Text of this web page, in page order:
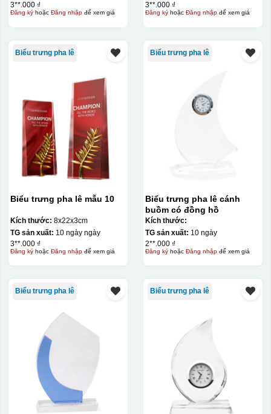
3**.000 ₫
Đăng kýhoặc Đăng nhậpđể xem giá
3**.000 ₫
Đăng kýhoặc Đăng nhậpđể xem giá
Biểu trưng pha lê
Biểu trưng pha lê mẫu 10
Kích thước: 8x22x3cm
TG sản xuất: 10 ngày ngày
3**.000 ₫
Đăng kýhoặc Đăng nhậpđể xem giá
Biểu trưng pha lê
Biểu trưng pha lê cánh
buồm có đồng hồ
Kích thước:
TG sản xuất: 10 ngày
2**.000 ₫
Đăng kýhoặc Đăng nhậpđể xem giá
Biểu trưng pha lê Biểu trưng pha lê